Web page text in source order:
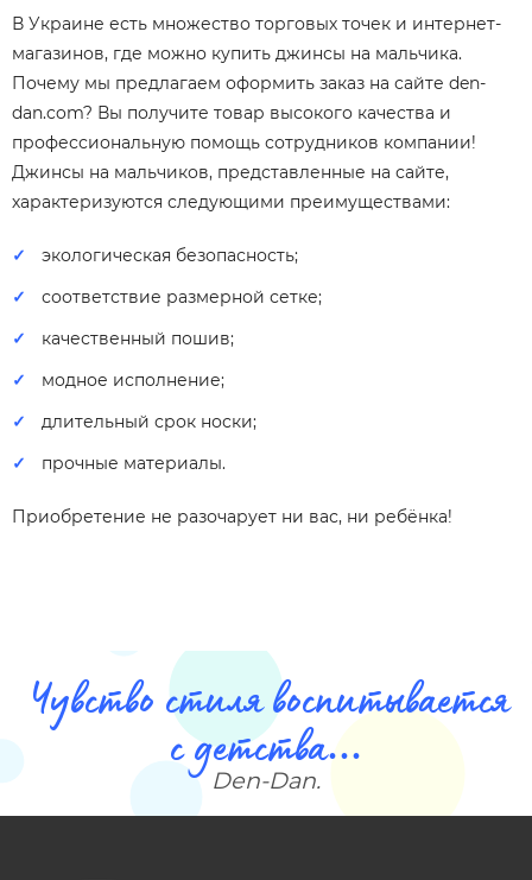
В Украине есть множество торговых точек и интернет-
магазинов, где можно купить джинсы на мальчика.
Почему мы предлагаем оформить заказ на сайте den-
dan.com? Вы получите товар высокого качества и
профессиональную помощь сотрудников компании!
Джинсы на мальчиков, представленные на сайте,
характеризуются следующими преимуществами:
экологическая безопасность;
соответствие размерной сетке;
качественный пошив;
модное исполнение;
длительный срок носки;
прочные материалы.
Приобретение не разочарует ни вас, ни ребёнка!
Чувство стиля воспитывается
с детства...
Den-Dan.